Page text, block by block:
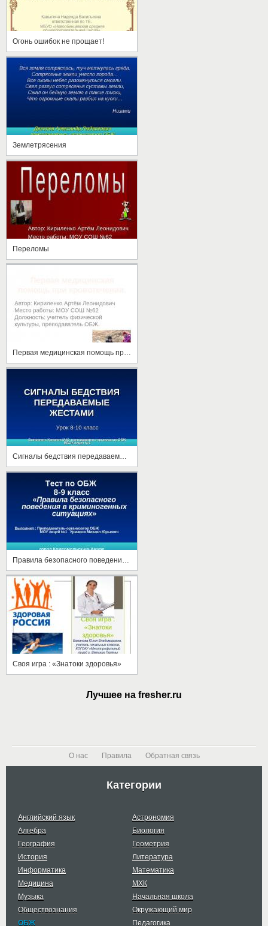
Огонь ошибок не прощает!
Землетрясения
Переломы
Своя игра : «Знатоки здоровья»
Лучшее на fresher.ru
О нас Правила Обратная связь
Категории
Английский язык
Астрономия
Алгебра
Биология
География
Геометрия
История
Литература
Информатика
Математика
Медицина
МХК
Музыка
Начальная школа
Обществознания
Окружающий мир
ОБЖ
Педагогика